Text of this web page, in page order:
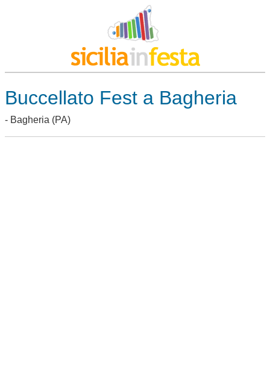
Buccellato Fest a Bagheria
- Bagheria (PA)